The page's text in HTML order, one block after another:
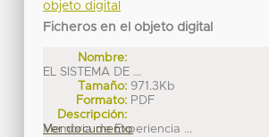
objeto digital
Ficheros en el objeto digital
Nombre:
EL SISTEMA DE ...
Tamaño: 971.3Kb
Formato: PDF
Descripción:
Memoria de Experiencia ...
Ver documento